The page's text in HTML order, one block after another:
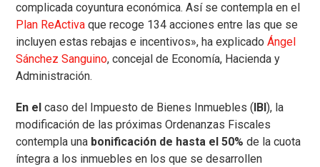
complicada coyuntura económica. Así se contempla en el
Plan ReActiva que recoge 134 acciones entre las que se
incluyen estas rebajas e incentivos», ha explicadoÁngel
Sánchez Sanguino, concejal de Economía, Hacienda y
Administración.
En el caso del Impuesto de Bienes Inmuebles ( IBI), la
modificación de las próximas Ordenanzas Fiscales
contempla una bonificación de hasta el 50% de la cuota
íntegra a los inmuebles en los que se desarrollen